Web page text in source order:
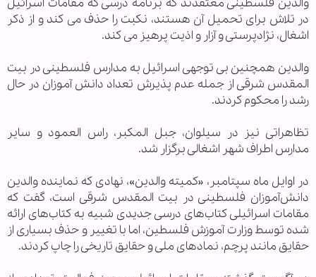
در تلاش برای تحمیل آن هستند، نکبت را حذف می کند و از ذکر
اشغال، نژادپرستی و آزار و اذیت پرهیز می کند.
والدین همچنین بی توجهی اسرائیل به مدارس فلسطینی در بیت
المقدس شرقی از جمله عدم پذیرش تعداد دانش آموزان در حال
رشد را محکوم کردند.
تظاهراتی نیز در سیلوان، جبل المکبر، راس العمود و سایر
مدارس اطراف شهر اشغالی برگزار شد.
در اوایل ماه سپتامبر، «کمیته والدین»، نهادی که نماینده والدین
دانش‌آموزان فلسطینی در بیت المقدس شرقی است، گفت که
مقامات اسرائیلی کتاب‌های درسی جدیدی شبیه به کتاب‌های ارائه
شده توسط وزارت آموزش فلسطین، اما با تغییر و حذف بسیاری از
حقایق مانند پرچم، نمادهای ملی و حقایق تاریخی را چاپ کردند.